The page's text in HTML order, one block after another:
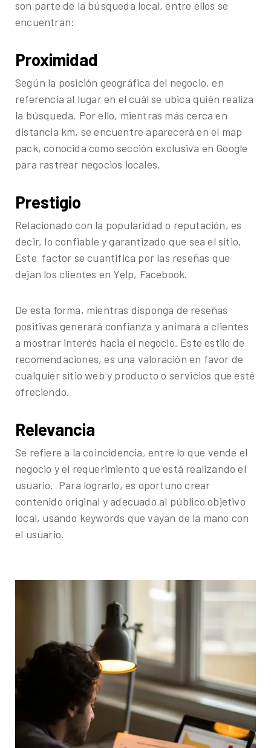
son parte de la búsqueda local, entre ellos se
encuentran:
Proximidad
Según la posición geográfica del negocio, en
referencia al lugar en el cuál se ubica quién realiza
la búsqueda. Por ello, mientras más cerca en
distancia km, se encuentre aparecerá en el map
pack, conocida como sección exclusiva en Google
para rastrear negocios locales.
Prestigio
Relacionado con la popularidad o reputación, es
decir, lo confiable y garantizado que sea el sitio.
Este factor se cuantifica por las reseñas que
dejan los clientes en Yelp, Facebook.
De esta forma, mientras disponga de reseñas
positivas generará confianza y animará a clientes
a mostrar interés hacia el negocio. Este estilo de
recomendaciones, es una valoración en favor de
cualquier sitio web y producto o servicios que esté
ofreciendo.
Relevancia
Se refiere a la coincidencia, entre lo que vende el
negocio y el requerimiento que está realizando el
usuario. Para lograrlo, es oportuno crear
contenido original y adecuado al público objetivo
local, usando keywords que vayan de la mano con
el usuario.